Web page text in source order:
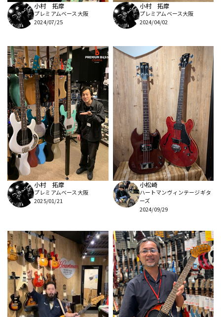
小村 拓摩
プレミアムベース大阪
2024/07/25
小村 拓摩
プレミアムベース大阪
2024/04/02
小村 拓摩
プレミアムベース大阪
2025/01/21
小松崎
ハートマンヴィンテージギタ
ーズ
2024/09/29